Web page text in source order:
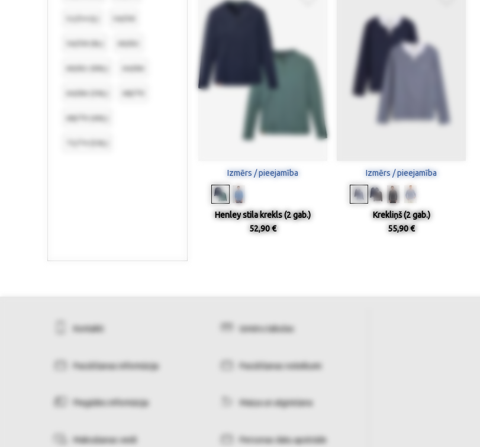
Izmērs / pieejamība
Henley stila krekls (2 gab.)
52,90 €
Izmērs / pieejamība
Krekliņš (2 gab.)
55,90 €
Kontakti Izmēru tabulas
Pasūtīšanas informācija Pasūtīšanas noteikumi
Piegādes informācija Maiņa un atgriešana
Maksāšanas veidi Personas datu apstrāde